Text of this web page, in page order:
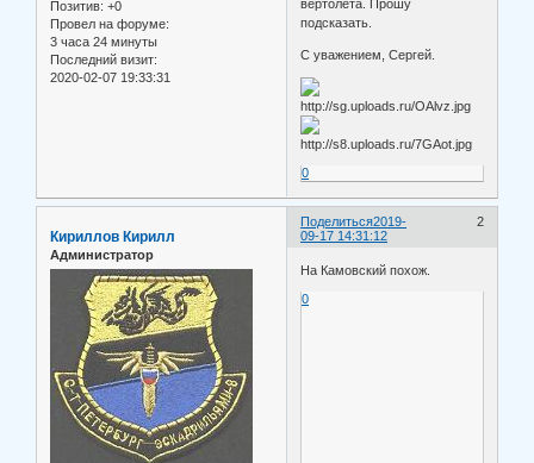
Позитив: +0
Провел на форуме:
3 часа 24 минуты
Последний визит:
2020-02-07 19:33:31
вертолёта. Прошу
подсказать.
С уважением, Сергей.
0
Поделиться 2
2019-
09-17 14:31:12
Кириллов Кирилл
Администратор
На Камовский похож.
0